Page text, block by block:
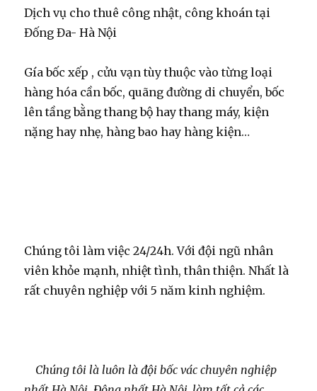
Dịch vụ cho thuê công nhật, công khoán tại
Đống Đa- Hà Nội
Gía bốc xếp , cửu vạn tùy thuộc vào từng loại
hàng hóa cần bốc, quãng đường di chuyển, bốc
lên tầng bằng thang bộ hay thang máy, kiện
nặng hay nhẹ, hàng bao hay hàng kiện…
Chúng tôi làm việc 24/24h. Với đội ngũ nhân
viên khỏe mạnh, nhiệt tình, thân thiện. Nhất là
rất chuyên nghiệp với 5 năm kinh nghiệm.
Chúng tôi là luôn là đội bốc vác chuyên nghiệp